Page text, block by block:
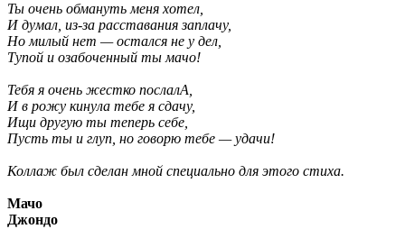
Ты очень обмануть меня хотел,
И думал, из-за расставания заплачу,
Но милый нет — остался не у дел,
Тупой и озабоченный ты мачо!
Тебя я очень жестко послалА,
И в рожу кинула тебе я сдачу,
Ищи другую ты теперь себе,
Пусть ты и глуп, но говорю тебе — удачи!
Коллаж был сделан мной специально для этого стиха.
Мачо
Джондо